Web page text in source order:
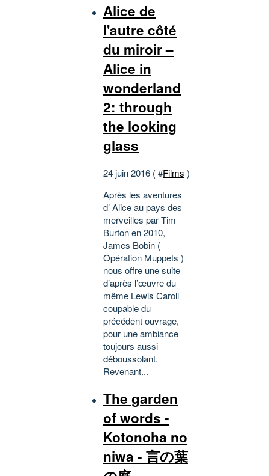
Alice de
l'autre côté
du miroir –
Alice in
wonderland
2: through
the looking
glass
24 juin 2016 ( #Films )
Après les aventures
d’ Alice au pays des
merveilles par Tim
Burton en 2010,
James Bobin (
Opération Muppets )
nous offre une suite
d’après l’œuvre du
même Lewis Caroll
coupable du
précédent ouvrage,
pour une ambiance
toujours aussi
déboussolant.
Revenant...
The garden
of words -
Kotonoha no
niwa - 言の葉